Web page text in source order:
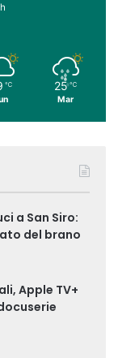
℃ 25 ℃
Mar
a San Siro:
del brano
Apple TV+